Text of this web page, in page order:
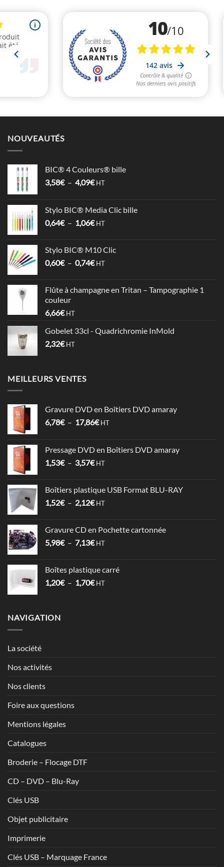
NOUVEAUTÉS
BIC® 4 Couleurs® bille
3,58€ – 4,09€Plage
3,58€
à
HT
Stylo BIC® Media Clic bille
0,64€ – 1,06€Plage
0,64€
à
HT
Stylo BIC® M10 Clic
0,60€ – 0,74€Plage
0,60€
HT
Flûte à champagne en Tritan – Tampographie 1
couleur
6,66€ HT
Gobelet 33cl - Quadrichromie InMold
2,32€ HT
MEILLEURS VENTES
Gravure DVD en Boîtiers DVD amaray
6,78€ – 17,86€Plage
6,78€
à
HT
Pressage DVD en Boîtiers DVD amaray
1,53€ – 3,57€Plage
1,53€
à
HT
Boîtiers plastique USB Format BLU-RAY
1,52€ – 2,12€Plage
1,52€
à
HT
Gravure CD en Pochette cartonnée
5,98€ – 7,13€Plage
5,98€
à
HT
Boîtes plastique carré
1,20€ – 1,70€Plage
HT
NAVIGATION
La société
Nos activités
Nos clients
Foire aux questions
Mentions légales
Catalogues
Broderie – Flocage DTF
CD – DVD – Blu-Ray
Clés USB
Objet publicitaire
Imprimerie
Clés USB – Marquage France